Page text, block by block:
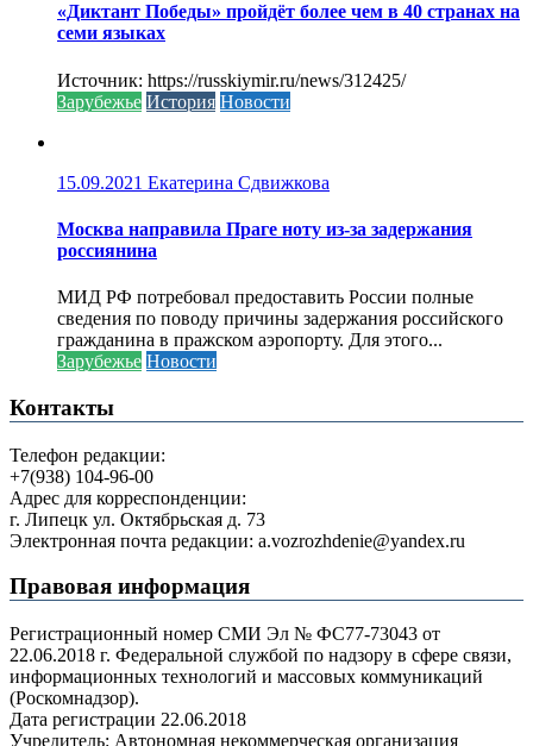
«Диктант Победы» пройдёт более чем в 40 странах на
семи языках
Источник: https://russkiymir.ru/news/312425/
Зарубежье История Новости
15.09.2021 Екатерина Сдвижкова
Москва направила Праге ноту из-за задержания
россиянина
МИД РФ потребовал предоставить России полные
сведения по поводу причины задержания российского
гражданина в пражском аэропорту. Для этого...
Зарубежье Новости
Контакты
Телефон редакции:
+7(938) 104-96-00
Адрес для корреспонденции:
г. Липецк ул. Октябрьская д. 73
Электронная почта редакции: a.vozrozhdenie@yandex.ru
Правовая информация
Регистрационный номер СМИ Эл № ФС77-73043 от
22.06.2018 г. Федеральной службой по надзору в сфере связи,
информационных технологий и массовых коммуникаций
(Роскомнадзор).
Дата регистрации 22.06.2018
Учредитель: Автономная некоммерческая организация